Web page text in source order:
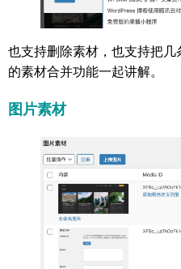
也支持删除素材，也支持把
的素材合并功能一起讲解。
图片素材